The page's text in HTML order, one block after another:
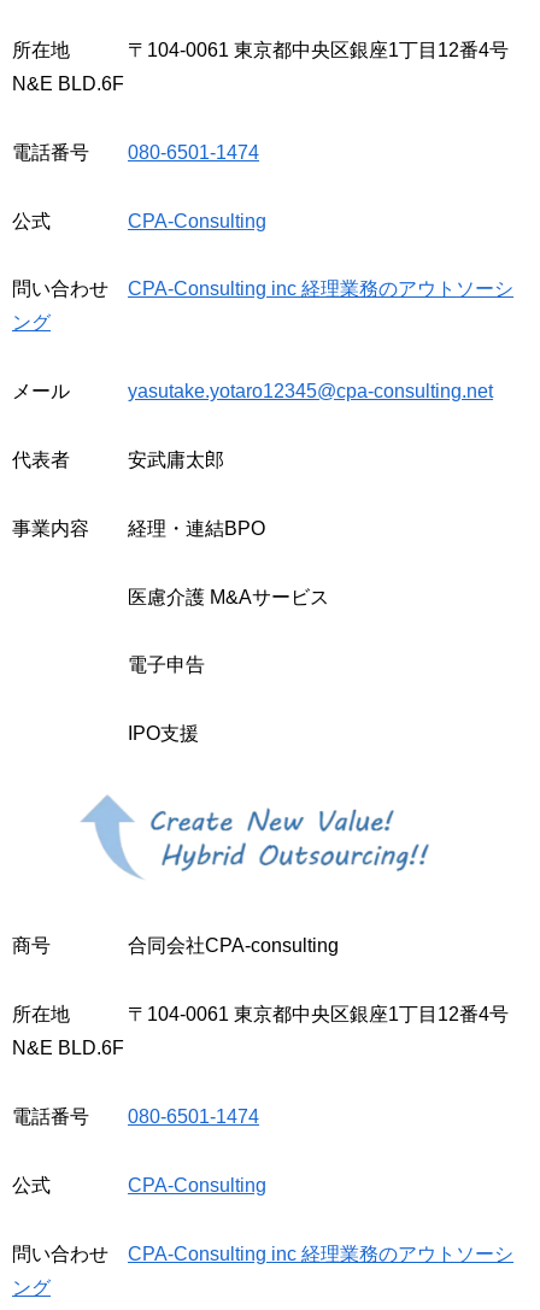
所在地 〒104-0061 東京都中央区銀座1丁目12番4号
N&E BLD.6F
電話番号 080-6501-1474
公式 CPA-Consulting
問い合わせ CPA-Consulting inc 経理業務のアウトソーシ
ング
メール yasutake.yotaro12345@cpa-consulting.net
代表者 安武庸太郎
事業内容 経理・連結BPO
医慮介護 M&Aサービス
電子申告
IPO支援
商号 合同会社CPA-consulting
所在地 〒104-0061 東京都中央区銀座1丁目12番4号
N&E BLD.6F
電話番号 080-6501-1474
公式 CPA-Consulting
問い合わせ CPA-Consulting inc 経理業務のアウトソーシ
ング